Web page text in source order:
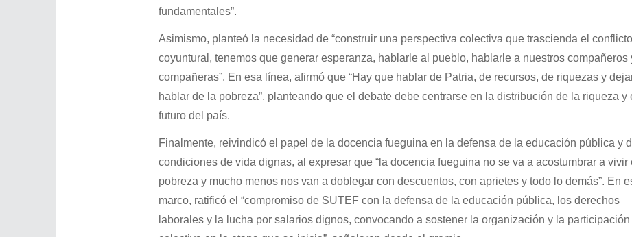
fundamentales”.
Asimismo, planteó la necesidad de “construir una perspectiva colectiva que trascienda el conflicto
coyuntural, tenemos que generar esperanza, hablarle al pueblo, hablarle a nuestros compañeros
compañeras”. En esa línea, afirmó que “Hay que hablar de Patria, de recursos, de riquezas y
hablar de la pobreza”, planteando que el debate debe centrarse en la distribución de la riqueza y
futuro del país.
Finalmente, reivindicó el papel de la docencia fueguina en la defensa de la educación pública y
condiciones de vida dignas, al expresar que “la docencia fueguina no se va a acostumbrar a vivir
pobreza y mucho menos nos van a doblegar con descuentos, con aprietes y todo lo demás”. En
marco, ratificó el “compromiso de SUTEF con la defensa de la educación pública, los derechos
laborales y la lucha por salarios dignos, convocando a sostener la organización y la participación